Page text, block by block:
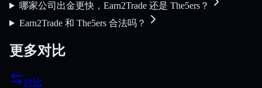
哪家公司出金更快，Earn2Trade 还是 The5ers？
Earn2Trade 和 The5ers 合法吗？
更多对比
对比